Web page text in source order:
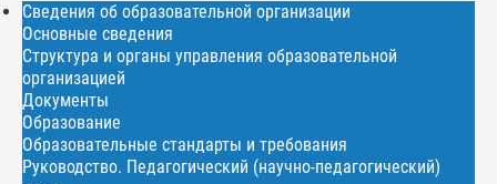
Сведения об образовательной организации
Основные сведения
Структура и органы управления образовательной
организацией
Документы
Образование
Образовательные стандарты и требования
Руководство. Педагогический (научно-педагогический)